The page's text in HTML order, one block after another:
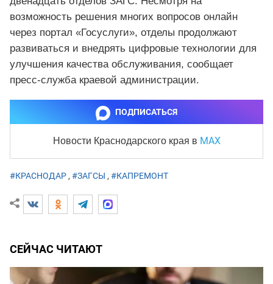
возможность решения многих вопросов онлайн
через портал «Госуслуги», отделы продолжают
развиваться и внедрять цифровые технологии для
улучшения качества обслуживания, сообщает
пресс-служба краевой администрации.
ПОДПИСАТЬСЯ
Новости Краснодарского края в MAX
#КРАСНОДАР, #ЗАГСЫ , #КАПРЕМОНТ
СЕЙЧАС ЧИТАЮТ